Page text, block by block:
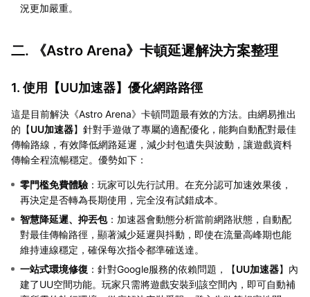
況更加嚴重。
二. 《Astro Arena》卡頓延遲解決方案整理
1. 使用【UU加速器】優化網路路徑
這是目前解決《Astro Arena》卡頓問題最有效的方法。由網易推出
的【UU加速器】針對手遊做了專屬的適配優化，能夠自動配對最佳
傳輸路線，有效降低網路延遲，減少封包遺失與波動，讓遊戲資料
傳輸全程流暢穩定。優勢如下：
零門檻免費體驗 ：玩家可以先行試用。在充分認可加速效果後，
再決定是否轉為長期使用，完全沒有試錯成本。
智慧降延遲、抑丟包：加速器會動態分析當前網路狀態，自動配
對最佳傳輸路徑，顯著減少延遲與抖動，即使在流量高峰期也能
維持連線穩定，確保每次指令都準確送達。
一站式環境修復 ：針對Google服務的依賴問題，【UU加速器】內
建了UU空間功能。玩家只需將遊戲安裝到該空間內，即可自動補